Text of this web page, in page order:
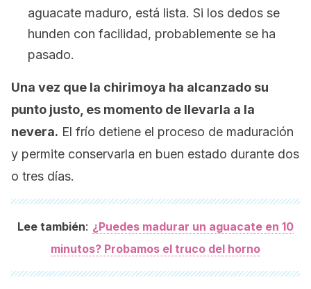
aguacate maduro, está lista. Si los dedos se
hunden con facilidad, probablemente se ha
pasado.
Una vez que la chirimoya ha alcanzado su
punto justo, es momento de llevarla a la
nevera. El frío detiene el proceso de maduración
y permite conservarla en buen estado durante dos
o tres días.
Lee también: ¿Puedes madurar un aguacate en 10
minutos? Probamos el truco del horno